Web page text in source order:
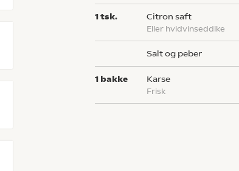
1tsk. citron saft
eller hvidvinseddike
salt og peber
1 bakke karse
frisk